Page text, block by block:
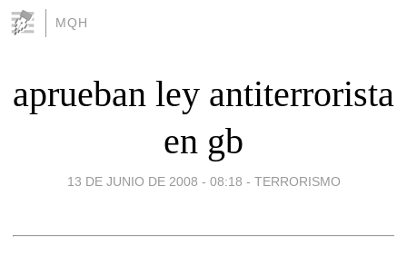
MQH
aprueban ley antiterrorista
en gb
13 DE JUNIO DE 2008 - 08:18 - TERRORISMO